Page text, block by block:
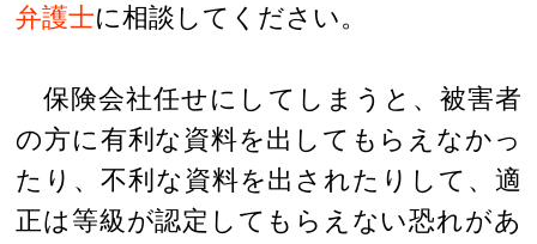
弁護士に相談してください。
保険会社任せにしてしまうと、被害者
の方に有利な資料を出してもらえなかっ
たり、不利な資料を出されたりして、適
正は等級が認定してもらえない恐れがあ